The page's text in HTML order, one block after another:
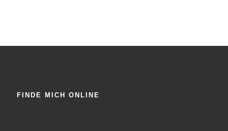
FINDE MICH ONLINE